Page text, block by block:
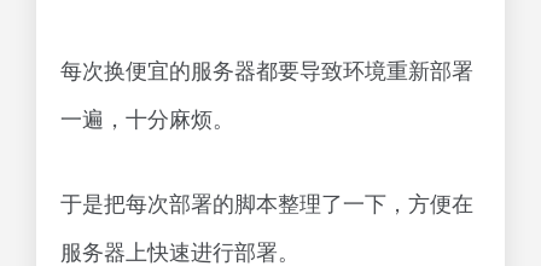
每次换便宜的服务器都要导致环境重新部署
一遍，十分麻烦。
于是把每次部署的脚本整理了一下，方便在
服务器上快速进行部署。